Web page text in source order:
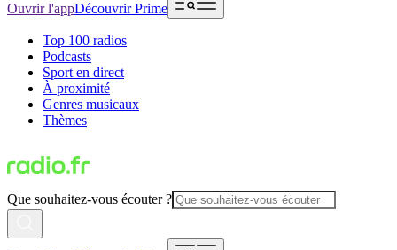
Ouvrir l'appDécouvrir Prime
Top 100 radios
Podcasts
Sport en direct
À proximité
Genres musicaux
Thèmes
Que souhaitez-vous écouter ?